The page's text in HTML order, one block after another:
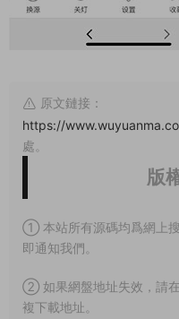
原文鏈接：
https://
處。
版
① 本站所有源碼均爲網上
即通知我們。
② 如果網盤地址失效，請
複下載地址。